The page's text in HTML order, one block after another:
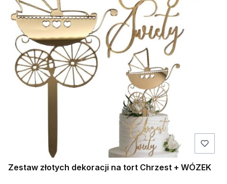
Zestaw złotych dekoracji na tort Chrzest + WÓZEK